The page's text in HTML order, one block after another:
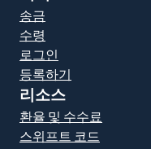
송금
수령
로그인
등록하기
리소스
환율 및 수수료
스위프트 코드